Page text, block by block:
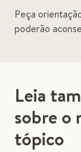
Peça
poderão
Leia
sobre o
tópico